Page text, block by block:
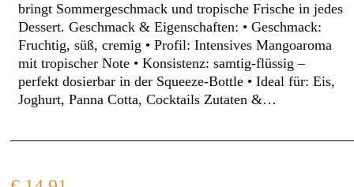
bringt Sommergeschmack und tropische Frische in jedes
Dessert. Geschmack & Eigenschaften: • Geschmack:
Fruchtig, süß, cremig • Profil: Intensives Mangoaroma
mit tropischer Note • Konsistenz: samtig-flüssig –
perfekt dosierbar in der Squeeze-Bottle • Ideal für: Eis,
Joghurt, Panna Cotta, Cocktails Zutaten &…